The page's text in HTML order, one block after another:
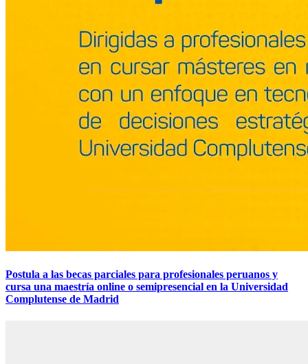
Postula a las becas parciales para profesionales peruanos y
cursa una maestría online o semipresencial en la Universidad
Complutense de Madrid